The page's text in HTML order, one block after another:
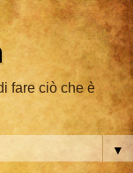
fare ciò che è
▼